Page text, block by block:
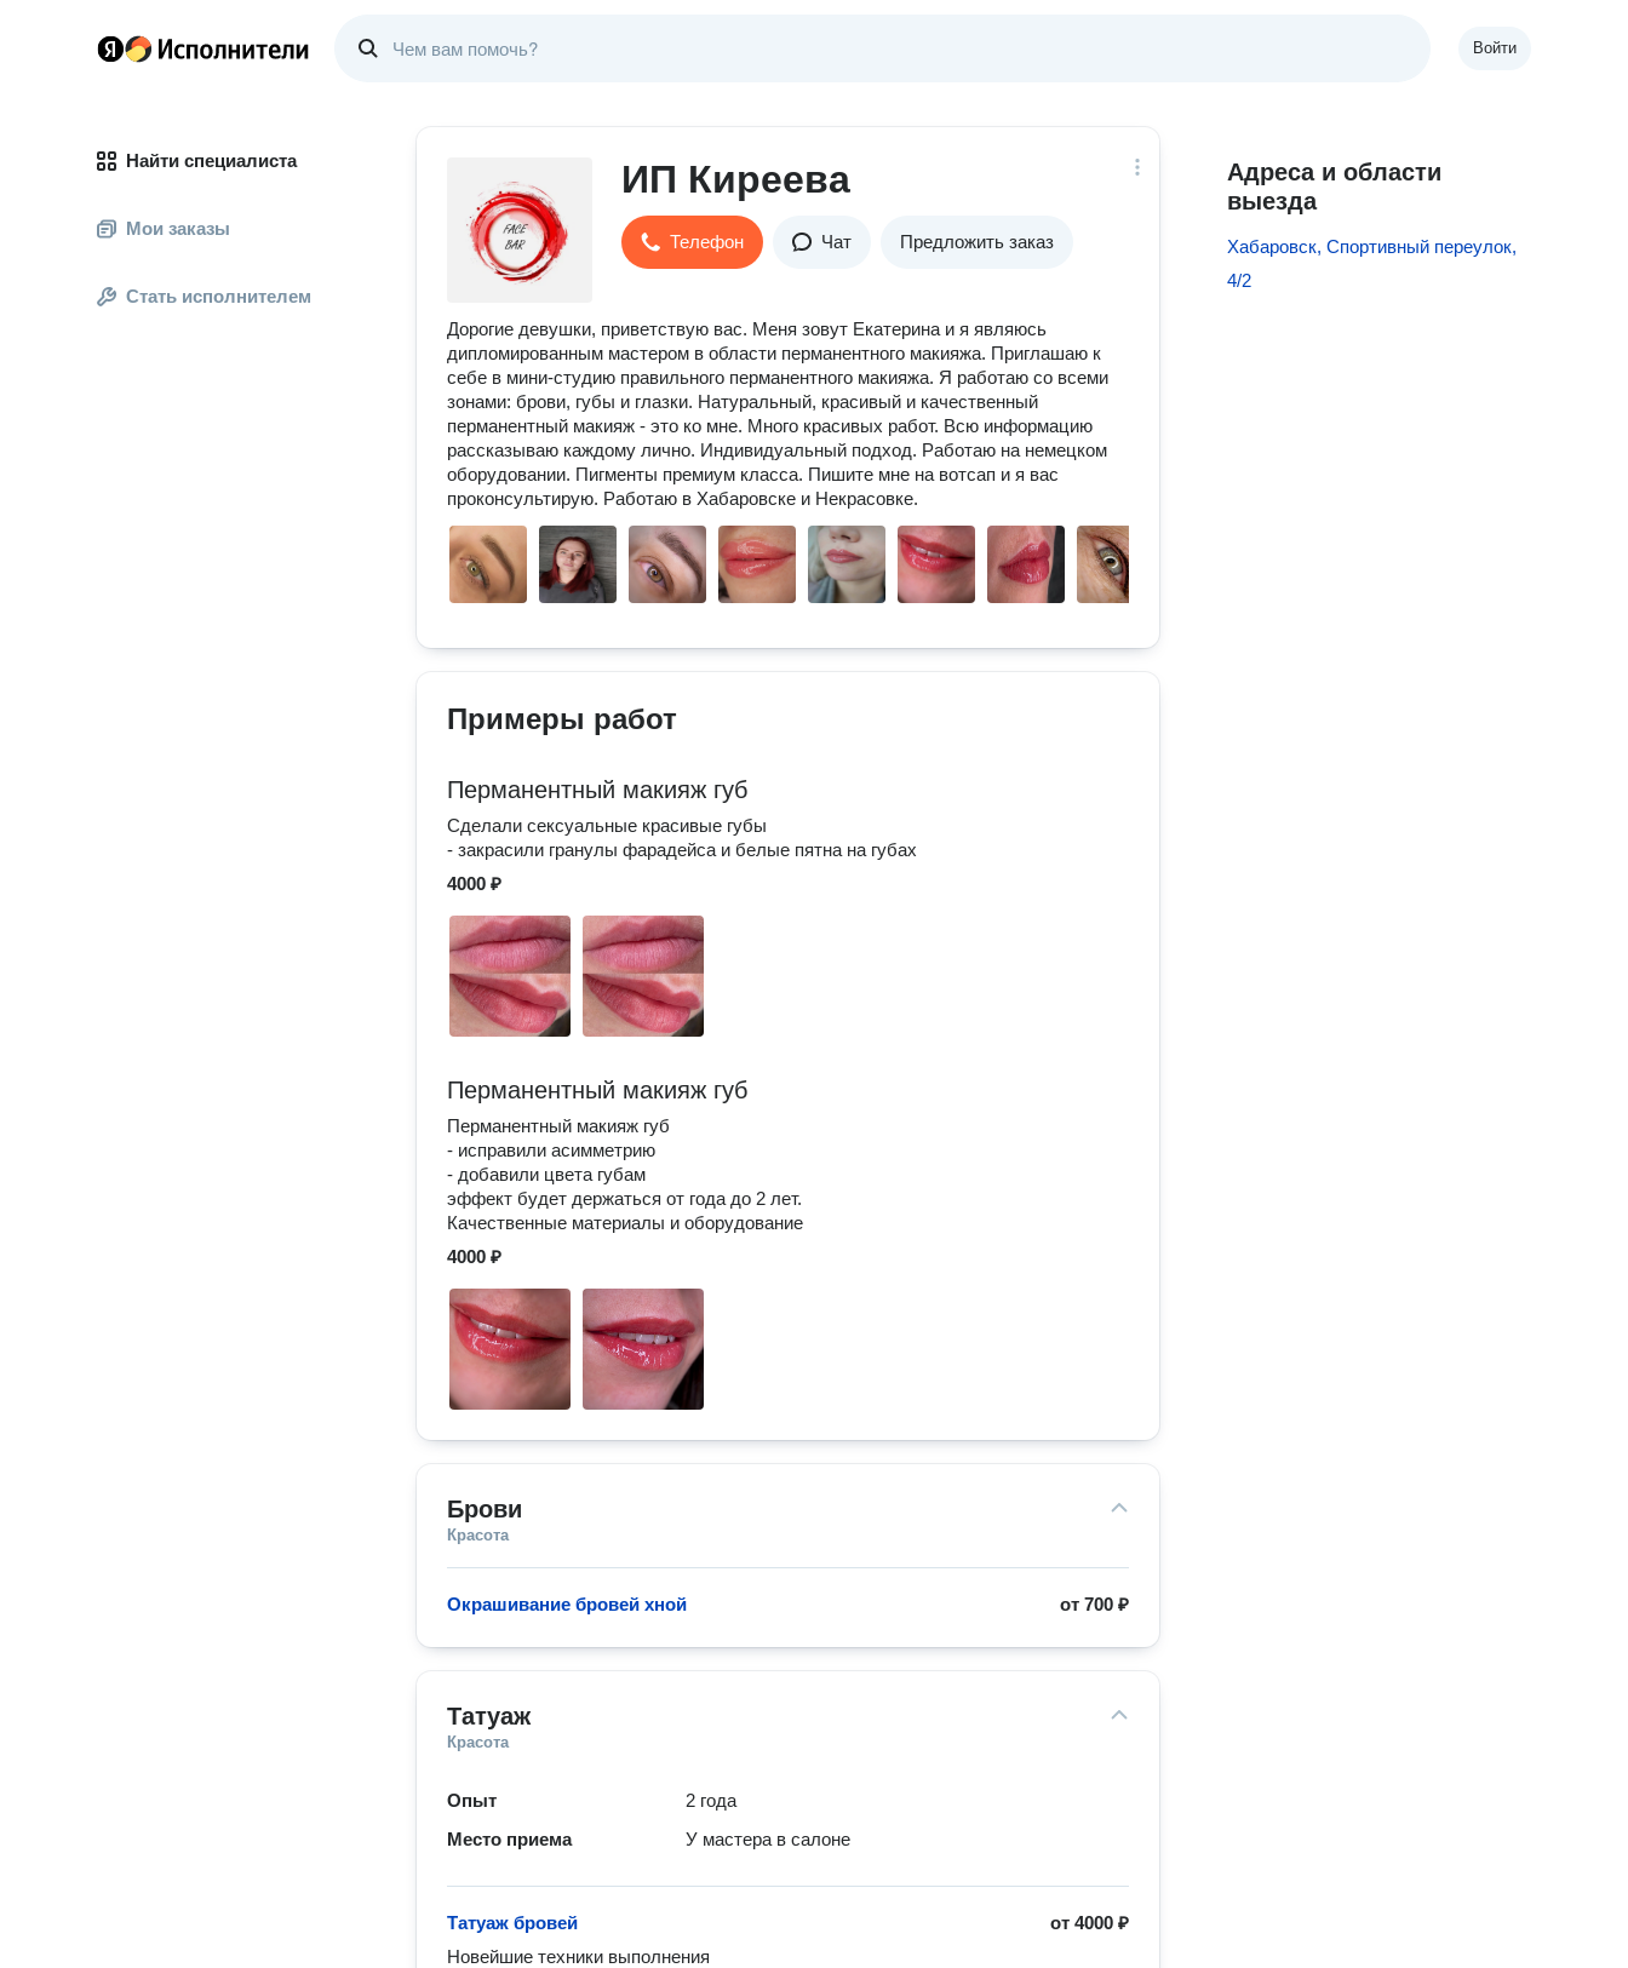
Войти
Найти специалиста
Мои заказы
Стать исполнителем
ИП Киреева
Телефон Чат Предложить заказ
Дорогие девушки, приветствую вас. Меня зовут Екатерина и я являюсь
дипломированным мастером в области перманентного макияжа. Приглашаю к
себе в мини-студию правильного перманентного макияжа. Я работаю со всеми
зонами: брови, губы и глазки. Натуральный, красивый и качественный
перманентный макияж - это ко мне. Много красивых работ. Всю информацию
рассказываю каждому лично. Индивидуальный подход. Работаю на немецком
оборудовании. Пигменты премиум класса. Пишите мне на вотсап и я вас
проконсультирую. Работаю в Хабаровске и Некрасовке.
Примеры работ
Перманентный макияж губ
Сделали сексуальные красивые губы
- закрасили гранулы фарадейса и белые пятна на губах
4000 ₽
Перманентный макияж губ
Перманентный макияж губ
- исправили асимметрию
- добавили цвета губам
эффект будет держаться от года до 2 лет.
Качественные материалы и оборудование
4000 ₽
Брови
Красота
от700 ₽
Окрашивание бровей хной
Татуаж
Красота
Опыт
2 года
Место приема
У мастера в салоне
от4000 ₽
Татуаж бровей
Новейшие техники выполнения
Адреса и области
выезда
Хабаровск, Спортивный переулок,
4/2